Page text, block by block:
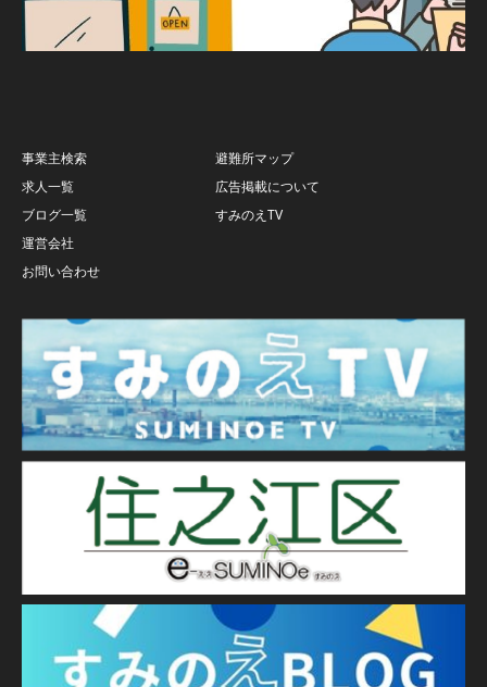
事業主検索
避難所マップ
求人一覧
広告掲載について
ブログ一覧
すみのえTV
運営会社
お問い合わせ